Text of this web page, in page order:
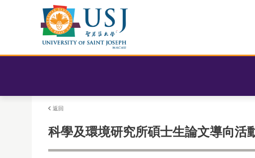
返回
科學及環境研究所碩士生論文導向活